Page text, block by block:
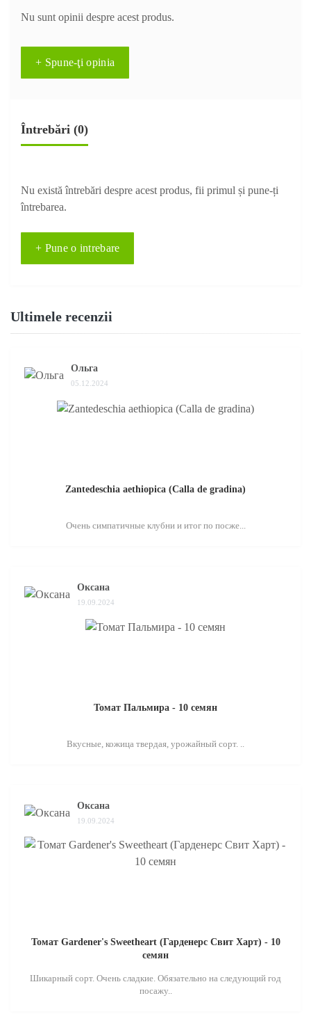
Nu sunt opinii despre acest produs.
+ Spune-ţi opinia
Întrebări (0)
Nu există întrebări despre acest produs, fii primul și pune-ți
întrebarea.
+ Pune o intrebare
Ultimele recenzii
Ольга
05.12.2024
Zantedeschia aethiopica (Calla de gradina)
Очень симпатичные клубни и итог по посже...
Оксана
19.09.2024
Томат Пальмира - 10 семян
Вкусные, кожица твердая, урожайный сорт. ..
Оксана
19.09.2024
Томат Gardener's Sweetheart (Гарденерс Свит Харт) - 10
семян
Шикарный сорт. Очень сладкие. Обязательно на следующий год
посажу..